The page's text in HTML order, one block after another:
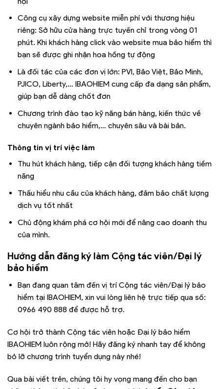
Công cụ xây dựng website miễn phí với thương hiệu
riêng: Sở hữu cửa hàng trực tuyến chỉ trong vòng 01
phút. Khi khách hàng click vào website mua bảo hiểm thì
bạn sẽ được ghi nhận hoa hồng tự động
Là đối tác của các đơn vị lớn: PVI, Bảo Việt, Bảo Minh,
PJICO, Liberty,… IBAOHIEM cung cấp đa dạng sản phẩm,
giúp bạn dễ dàng chốt đơn
Chương trình đào tạo kỹ năng bán hàng, kiến thức về
chuyên ngành bảo hiểm,… chuyên sâu và bài bản.
Thông tin vị trí việc làm
Thu hút khách hàng, tiếp cận đối tượng khách hàng tiềm
năng
Thấu hiểu nhu cầu của khách hàng, đảm bảo chất lượng
dịch vụ tốt nhất
Chủ động khám phá cơ hội mới để nâng cao doanh thu
của mình.
Hướng dẫn đăng ký làm Cộng tác viên/Đại lý
bảo hiểm
Bạn đang quan tâm đến vị trí Cộng tác viên/Đại lý bảo
hiểm tại IBAOHIEM, xin vui lòng liên hệ trực tiếp qua số:
0966 490 888 để được hỗ trợ.
Cơ hội trở thành Cộng tác viên hoặc Đại lý bảo hiểm
IBAOHIEM luôn rộng mở! Hãy đăng ký nhanh tay để không
bỏ lỡ chương trình tuyển dụng này nhé!
Qua bài viết trên, chúng tôi hy vọng mang đến cho bạn